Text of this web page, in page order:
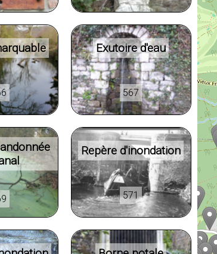
Exutoire d'eau
567
Repère d'inondation
571